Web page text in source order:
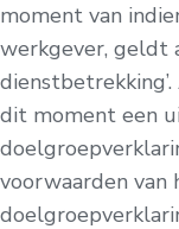
moment van
werkgever, geldt
dit moment een
voorwaarden van